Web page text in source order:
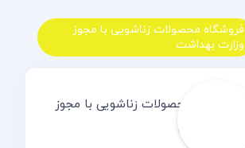
فروشگاه محصولات زناشویی با مجوز
وزارت بهداشت
کدکس
فروشگاه محصولات زناشویی با مجوز
وزارت بهداشت